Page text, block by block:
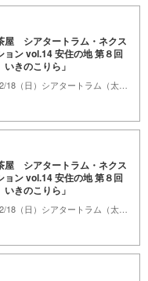
屋 シアタートラム・ネクス
ョン vol.14 安住の地 第８回
きのこりら」
屋 シアタートラム・ネクス
ョン vol.14 安住の地 第８回
きのこりら」